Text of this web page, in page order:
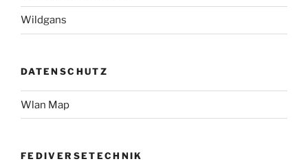
Wildgans
DATENSCHUTZ
Wlan Map
FEDIVERSETECHNIK